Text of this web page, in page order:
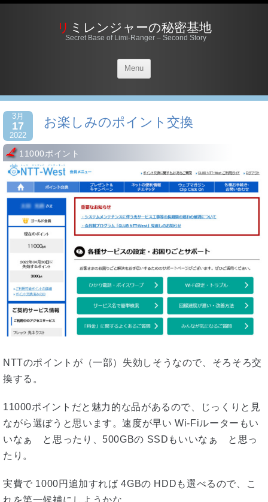
リミレンジャーの秘密基地
Secret Base of Limi-Ranger – Second Story
Menu
3月
17
2022
お楽しみのポイント交換
11000ポイント
NTTのポイントが（一部）失効しそうなので、そろそろ交
換する。
11000ポイントだと魅力的な品があるので、じっくりと見
ながら選ぼうと思います。速度が早い Wi-Fiルーターもい
いなぁ と思ったり、500GBの SSDもいいなぁ と思っ
たり。
実費で 1000円追加すれば 4GBの HDDも選べるので、こ
れを第一候補にしようかな。